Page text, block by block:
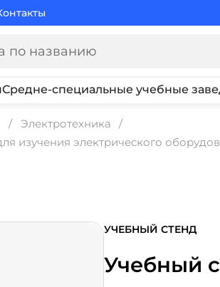
Средне-специальные учебные
Электротехника
электрического
УЧЕБНЫЙ СТЕНД
Учебный